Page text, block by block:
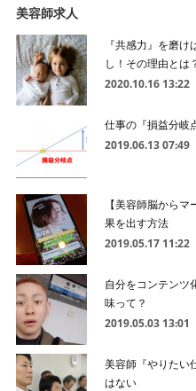
美容師求人
『共感力』を磨
し！その理由とは
2020.10.16 13:22
仕事の『損益分岐
2019.06.13 07:49
【美容師脳から
果を出す方法
2019.05.17 11:22
自分をコンテンツ
味って？
2019.05.03 13:01
美容師『やりたい
はない